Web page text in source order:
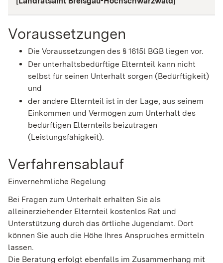
Voraussetzungen
Die Voraussetzungen des § 1615l BGB liegen vor.
Der unterhaltsbedürftige Elternteil kann nicht
selbst für seinen Unterhalt sorgen (Bedürftigkeit)
und
der andere Elternteil ist in der Lage, aus seinem
Einkommen und Vermögen zum Unterhalt des
bedürftigen Elternteils beizutragen
(Leistungsfähigkeit).
Verfahrensablauf
Einvernehmliche Regelung
Bei Fragen zum Unterhalt erhalten Sie als
alleinerziehender Elternteil kostenlos Rat und
Unterstützung durch das örtliche Jugendamt. Dort
können Sie auch die Höhe Ihres Anspruches ermitteln
lassen.
Die Beratung erfolgt ebenfalls im Zusammenhang mit